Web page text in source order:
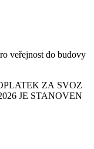
veřejnost do budovy
ZA SVOZ
JE STANOVEN